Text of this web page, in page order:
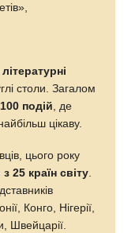
столи. Загалом
подій, де
цікаву.
цього року
25 країн світу.
Конго, Нігерії,
Швейцарії.